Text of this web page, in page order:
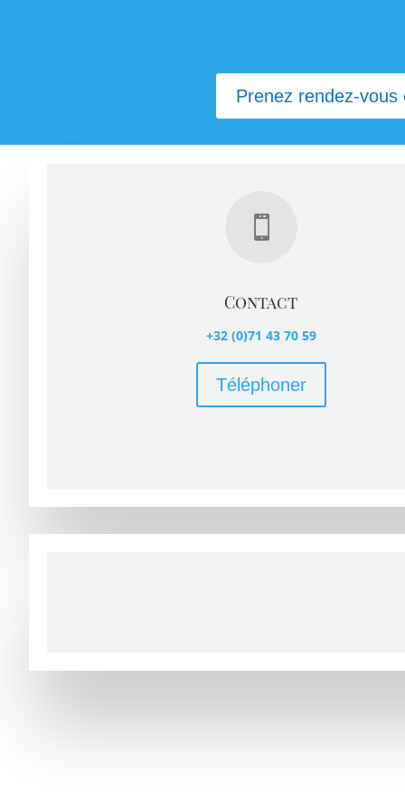
Prenez rendez-vous

Contact
+32 (0)71 43 70 59
Téléphoner